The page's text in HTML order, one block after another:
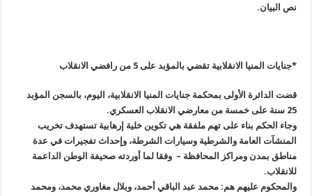
نص البيان.
*جنايات المنيا الانقلابية تقضي بالمؤبد على 5 من رافضي الانقلاب
قضت الدائرة الأولى بمحكمة جنايات المنيا الانقلابية، اليوم، بالسجن المؤبد
25 سنة على خمسة من معارضي الانقلاب العسكري
.
وجاء الحكم بناء على تهم ملفقة هي تكوين خلية إرهابية تستهدف تخريب
المنشآت العامة والشرطية وسيارات الشرطة، وإحداث تفجيرات في عدة
مناطق بمدن ومراكز المحافظة – وفقا لما أوردته صحيفة الوطن الداعمة
للانقلاب.
والمحكوم عليهم هم: محمد عبد الباقي أحمد، وبلال مغاوري محمد، ومحمد